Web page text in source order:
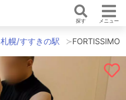
探す メニュー
札幌/すすきの駅 FORTISSIMO